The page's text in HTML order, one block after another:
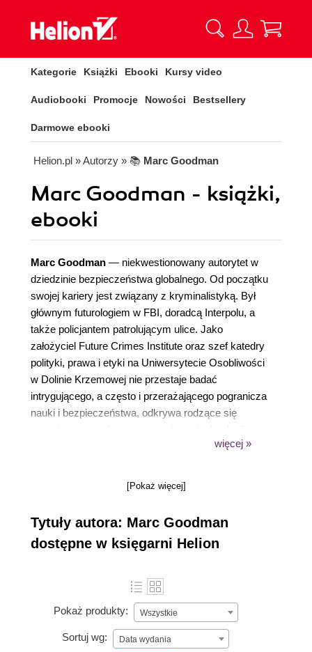
Kategorie Książki Ebooki Kursy video
Audiobooki Promocje Nowości Bestsellery
Darmowe ebooki
Helion.pl » Autorzy » 📚 Marc Goodman
Marc Goodman - książki,
ebooki
Marc Goodman — niekwestionowany autorytet w
dziedzinie bezpieczeństwa globalnego. Od początku
swojej kariery jest związany z kryminalistyką. Był
głównym futurologiem w FBI, doradcą Interpolu, a
także policjantem patrolującym ulice. Jako
założyciel Future Crimes Institute oraz szef katedry
polityki, prawa i etyki na Uniwersytecie Osobliwości
w Dolinie Krzemowej nie przestaje badać
intrygującego, a często i przerażającego pogranicza
nauki i bezpieczeństwa, odkrywa rodzące się
więcej »
[Pokaż więcej]
Tytuły autora: Marc Goodman
dostępne w księgarni Helion
Pokaż produkty: Wszystkie
Sortuj wg: Data wydania